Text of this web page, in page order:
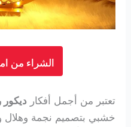
الشراء من
تعتبر من أجمل أفكار
خشبي بتصميم نجمة